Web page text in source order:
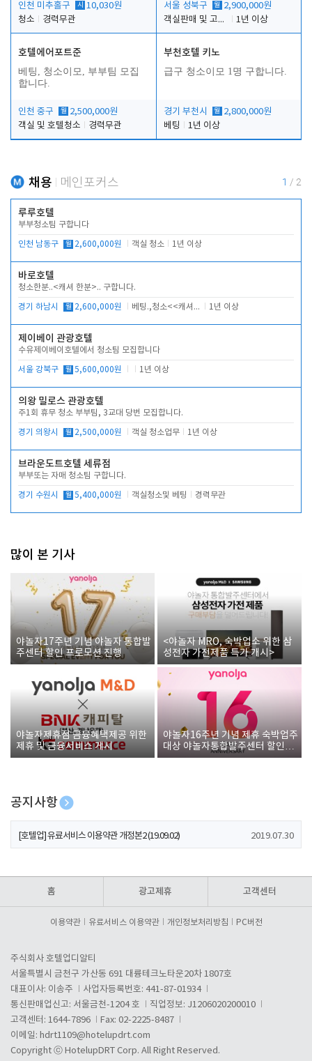
인천 미추홀구 시 10,030원
청소
경력무관
서울 성북구 월 2,900,000원
객실판매 및 고객응대
1년 이상
호텔에어포트준
베팅, 청소이모, 부부팀 모집
합니다.
인천 중구 월 2,500,000원
객실 및 호텔청소
경력무관
부천호텔 키노
급구 청소이모 1명 구합니다.
경기 부천시 월 2,800,000원
베팅
1년 이상
채용 메인포커스 1 / 2
루루호텔
부부청소팀 구합니다
인천 남동구 월 2,600,000원 객실 청소 1년 이상
바로호텔
청소한분..<캐셔 한분>.. 구합니다.
경기 하남시 월 2,600,000원 베팅.,청소<<캐셔 모셔봅니다. 1년 이상
제이베이 관광호텔
수유제이베이호텔에서 청소팀 모집합니다
서울 강북구 월 5,600,000원 1년 이상
의왕 밀로스 관광호텔
주1회 휴무 청소 부부팀, 3교대 당번 모집합니다.
경기 의왕시 월 2,500,000원 객실 청소업무 1년 이상
브라운도트호텔 세류점
부부또는 자매 청소팀 구합니다.
경기 수원시 월 5,400,000원 객실청소및 베팅 경력무관
많이 본 기사
야놀자17주년 기념 야놀자 통합발
주센터 할인 프로모션 진행
<야놀자 MRO, 숙박업소 위한 삼
성전자 가전제품 특가 개시>
야놀자제휴점 금융혜택제공 위한
제휴 및 금융서비스 게시
야놀자16주년 기념 제휴 숙박업주
대상 야놀자통합발주센터 할인쿠
폰 증정
공지사항
[호텔업] 개인정보 처리방침 개정본1 (19.09.02)
[호텔업] 유료서비스 이용약관 개정본2 (19.09.02) 2019.07.30
홈 광고제휴 고객센터
이용약관 유료서비스 이용약관 개인정보처리방침 PC버전
주식회사 호텔업디알티
서울특별시 금천구 가산동 691 대륭테크노타운20차 1807호
대표이사: 이송주
사업자등록번호: 441-87-01934
통신판매업신고: 서울금천-1204 호
직업정보: J1206020200010
고객센터: 1644-7896
Fax: 02-2225-8487
이메일: hdrt1109@hotelupdrt.com
Copyright ⓒ HotelupDRT Corp. All Right Reserved.